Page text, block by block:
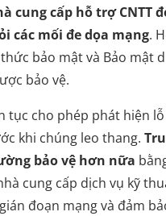
cung cấp hỗ trợ CNTT
các mối đe dọa mạng.
bảo mật và Bảo mật
bảo vệ.
tục cho phép phát hiện
khi chúng leo thang.
bảo vệ hơn nữa
cung cấp dịch vụ kỹ
đoạn mạng và đảm